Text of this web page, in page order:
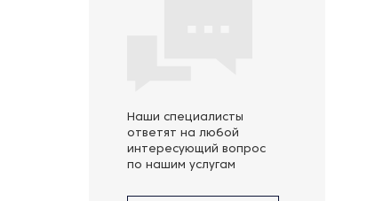
Наши специалисты
ответят на любой
интересующий вопрос
по нашим услугам